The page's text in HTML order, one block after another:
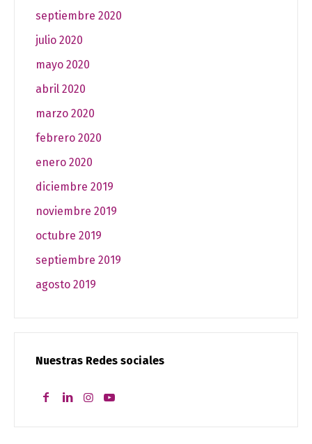
septiembre 2020
julio 2020
mayo 2020
abril 2020
marzo 2020
febrero 2020
enero 2020
diciembre 2019
noviembre 2019
octubre 2019
septiembre 2019
agosto 2019
Nuestras Redes sociales